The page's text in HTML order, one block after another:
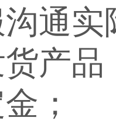
通实
产品
；